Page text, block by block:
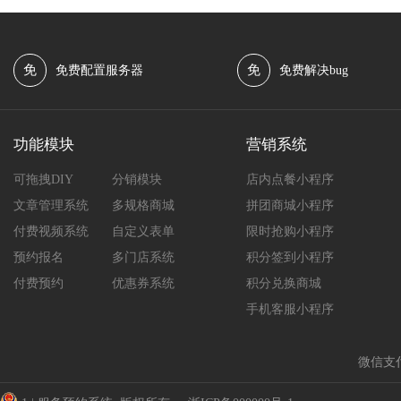
免 免费配置服务器 免 免费解决bug
功能模块
可拖拽DIY
分销模块
文章管理系统
多规格商城
付费视频系统
自定义表单
预约报名
多门店系统
付费预约
优惠券系统
营销系统
店内点餐小程序
拼团商城小程序
限时抢购小程序
积分签到小程序
积分兑换商城
手机客服小程序
微信支